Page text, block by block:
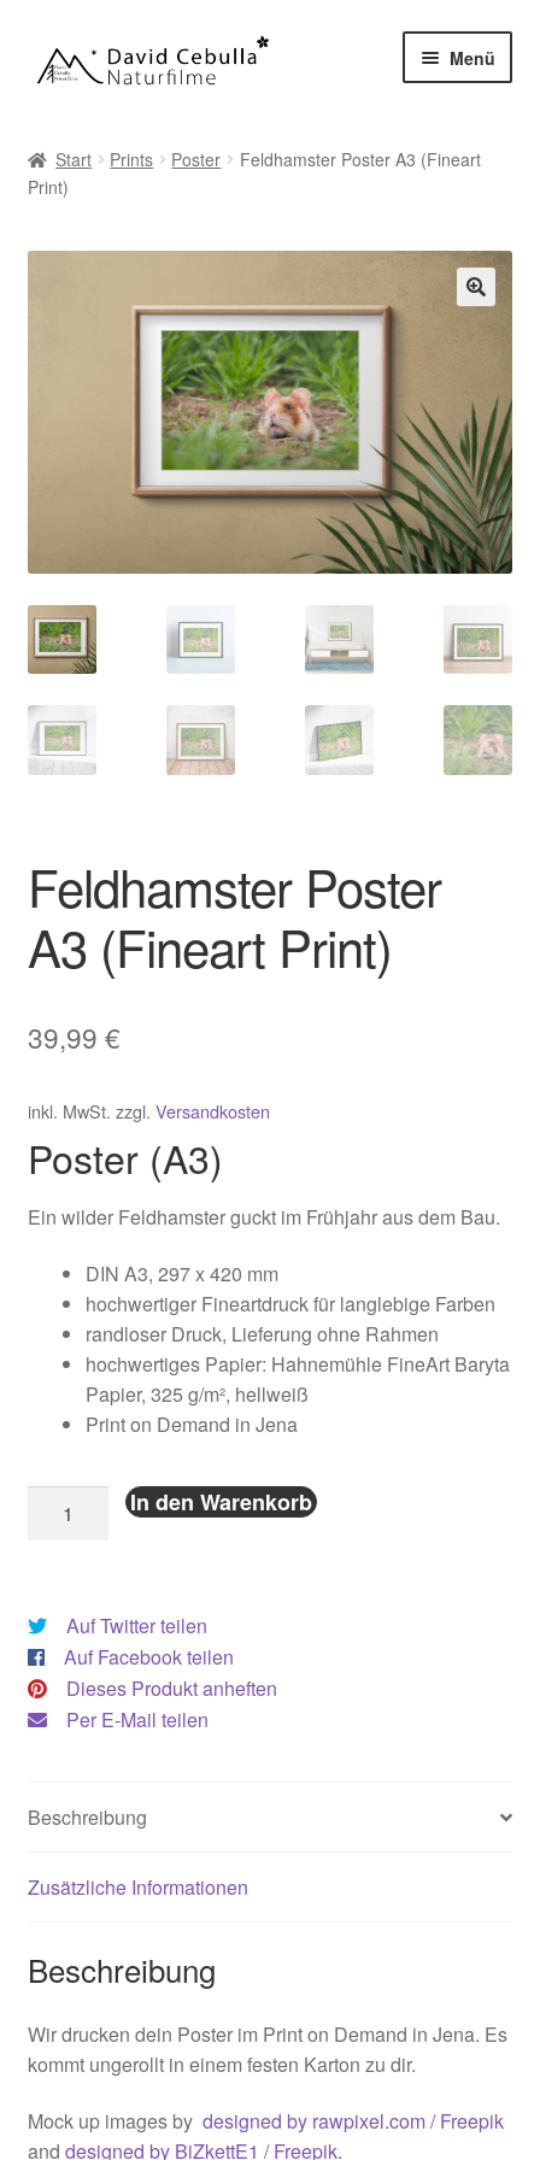
Zur
Navigation
Zum
Inhalt
Menü
Start Prints Poster
Feldhamster Poster A3 (Fineart
Print)
Feldhamster Poster
A3 (Fineart Print)
39,99 €
inkl. MwSt. zzgl. Versandkosten
Poster (A3)
Ein wilder Feldhamster guckt im Frühjahr aus dem Bau.
DIN A3, 297 x 420 mm
hochwertiger Fineartdruck für langlebige Farben
randloser Druck, Lieferung ohne Rahmen
hochwertiges Papier: Hahnemühle FineArt Baryta
Papier, 325 g/m², hellweiß
Print on Demand in Jena
Feldhamster
Poster
Print)
Menge
In den Warenkorb
Auf Twitter teilen
Auf Facebook teilen
Dieses Produkt anheften
Per E-Mail teilen
Beschreibung
Zusätzliche Informationen
Beschreibung
Wir drucken dein Poster im Print on Demand in Jena. Es
kommt ungerollt in einem festen Karton zu dir.
Mock up images by designed by rawpixel.com / Freepik
and designed by BiZkettE1 / Freepik.